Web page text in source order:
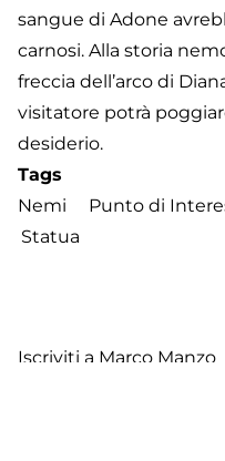
sangue di Adone
carnosi. Alla storia
freccia dell’arco di
visitatore potrà
desiderio.
Tags
Nemi
Punto di
Statua
Iscriviti a Marco Manzo